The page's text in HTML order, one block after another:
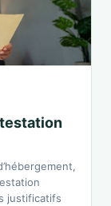
justificatifs